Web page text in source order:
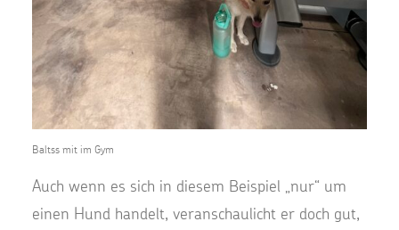
Baltss mit im Gym
Auch wenn es sich in diesem Beispiel „nur“ um
einen Hund handelt, veranschaulicht er doch gut,